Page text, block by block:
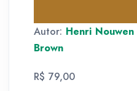
Autor: Henri Nouwen
Brown
R$ 79,00